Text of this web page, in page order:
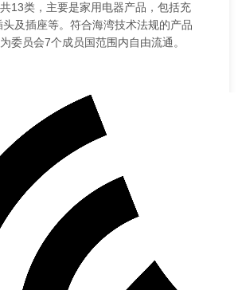
13类，主要是家用电器产品，包括充
及插座等。符合海湾技术法规的产品
委员会7个成员国范围内自由流通。